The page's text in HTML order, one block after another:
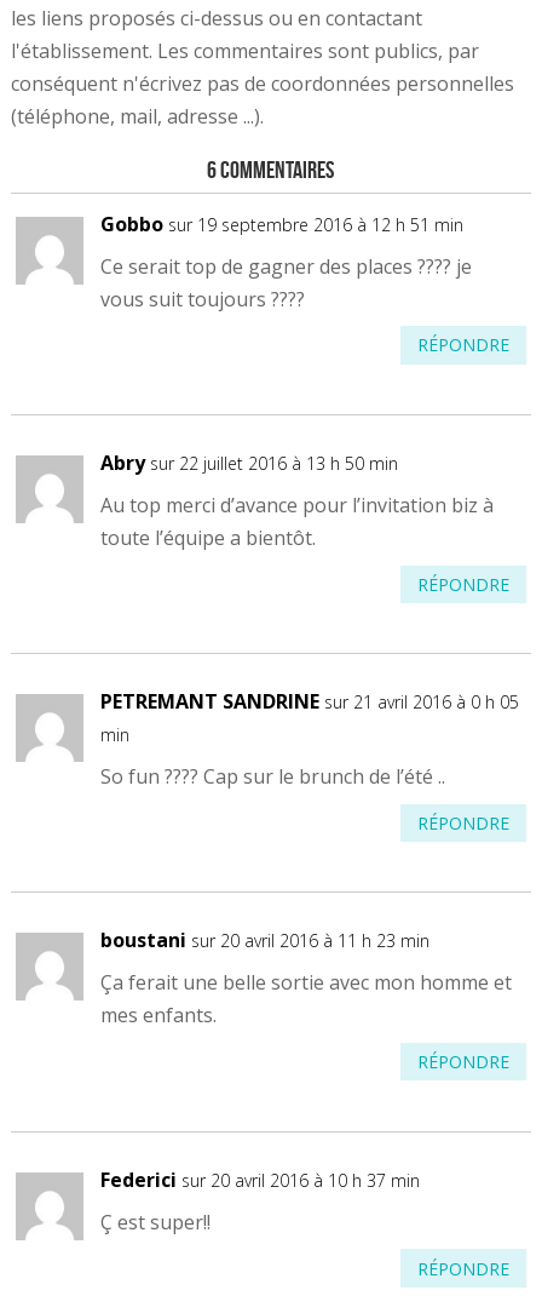
les liens proposés ci-dessus ou en contactant
l'établissement. Les commentaires sont publics, par
conséquent n'écrivez pas de coordonnées personnelles
(téléphone, mail, adresse ...).
6 Commentaires
Gobbo sur 19 septembre 2016 à 12 h 51 min
Ce serait top de gagner des places ???? je
vous suit toujours ????
RÉPONDRE
Abry sur 22 juillet 2016 à 13 h 50 min
Au top merci d’avance pour l’invitation biz à
toute l’équipe a bientôt.
RÉPONDRE
PETREMANT SANDRINE sur 21 avril 2016 à 0 h 05
min
So fun ???? Cap sur le brunch de l’été ..
RÉPONDRE
boustani sur 20 avril 2016 à 11 h 23 min
Ça ferait une belle sortie avec mon homme et
mes enfants.
RÉPONDRE
Federici sur 20 avril 2016 à 10 h 37 min
Ç est super!!
RÉPONDRE